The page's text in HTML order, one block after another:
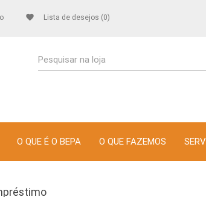
favorite Lista de desejos (0)
Pesquisar na loja
O QUE É O BEPA O QUE FAZEMOS